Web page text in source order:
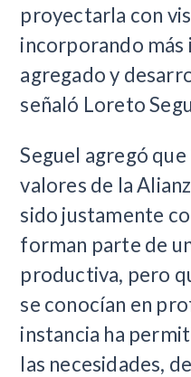
proyectarla con
incorporando más
agregado y
señaló Loreto
Seguel agregó
valores de la
sido justamente
forman parte de
productiva, pero
se conocían en
instancia ha
las necesidades,